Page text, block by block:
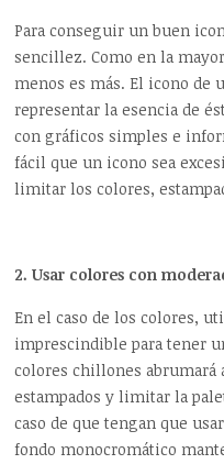
Para conseguir un buen
sencillez. Como en la
menos es más. El icono de
representar la esencia de
con gráficos simples e
fácil que un icono sea
limitar los colores,
2. Usar colores con
En el caso de los colores,
imprescindible para tener
colores chillones abrumará
estampados y limitar la
caso de que tengan que
fondo monocromático